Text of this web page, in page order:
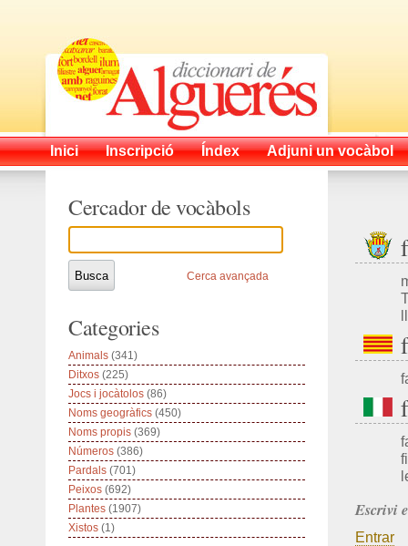
Inici Inscripció Índex Adjuni un vocàbol
Escrivi
Entrar
Cercador de vocàbols
Cerca avançada
Categories
Animals (341)
Ditxos (225)
Jocs i jocàtolos (86)
Noms geogràfics (450)
Noms propis (369)
Números (386)
Pardals (701)
Peixos (692)
Plantes (1907)
Xistos (1)